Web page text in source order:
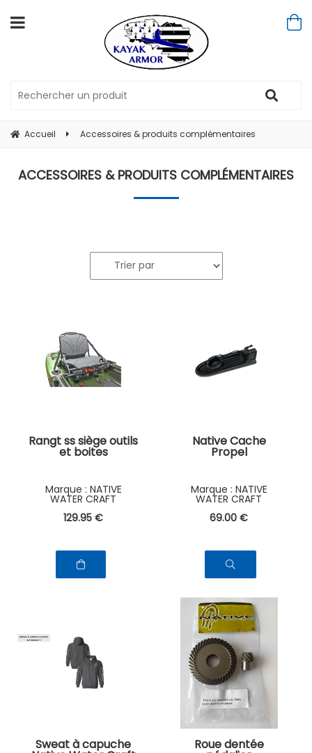
Accueil Accessoires & produits complémentaires
ACCESSOIRES & PRODUITS COMPLÉMENTAIRES
Rangt ss siège outils
et boites
NATIVE
WATER CRAFT
129.95 €
Native Cache
Propel
NATIVE
WATER CRAFT
69.00 €
Sweat à capuche Roue dentée